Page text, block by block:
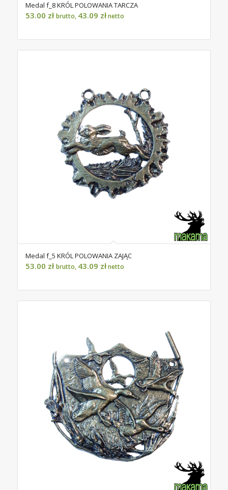
Medal f_8 KRÓL POLOWANIA TARCZA
53.00 zł brutto, 43.09 złnetto
Medal f_5 KRÓL POLOWANIA ZAJĄC
53.00 zł brutto, 43.09 złnetto